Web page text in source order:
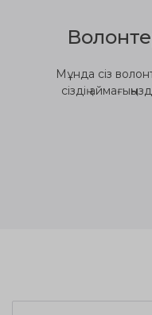
Мұнда сіз
сіздің